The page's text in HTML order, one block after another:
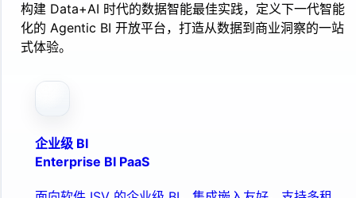
构建 Data+AI 时代的数据智能最佳实践，定义下一代智能
化的 Agentic BI 开放平台，打造从数据到商业洞察的一站
式体验。
企业级 BI
Enterprise BI PaaS